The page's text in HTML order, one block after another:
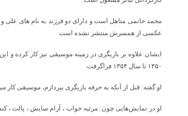
محمد حاتمی متاهل است و دارای دو فرزند به نام های علی
عکسی از همسرش منتشر نشده است
ایشان علاوه بر بازیگری در زمینه موسیقی نیز کار کرده
۱۳۵۰ تا سال ۱۳۵۴ فراگرفت.
او گفته: قبل از آنکه به حرفه بازیگری بپردازم، موسیقی
او در نمایش‌هایی چون: مرثیه خواب ، آرام سایش ، پالت